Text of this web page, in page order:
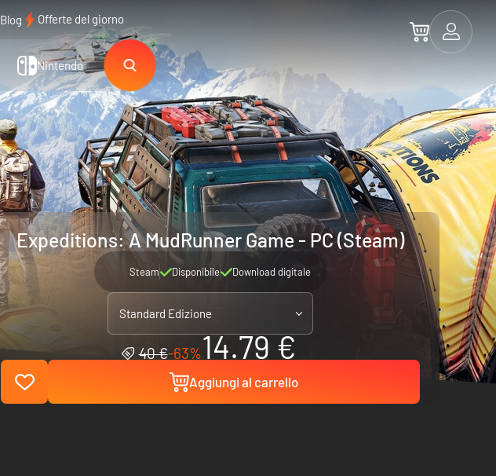
Blog Offerte del giorno
Nintendo
Expeditions: A MudRunner Game - PC (Steam)
Steam Disponibile Download digitale
Standard Edizione
40 €-63%14.79 €
Aggiungi al carrello